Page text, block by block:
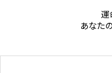
運
あなた